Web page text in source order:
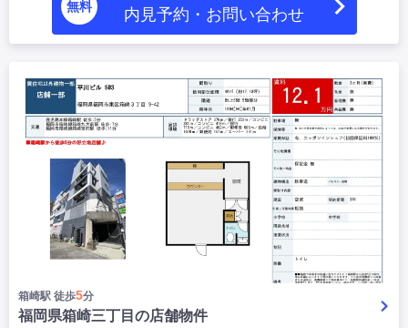
無料 内見予約・お問い合わせ
箱崎駅 徒歩5分
福岡県箱崎三丁目の店舗物件